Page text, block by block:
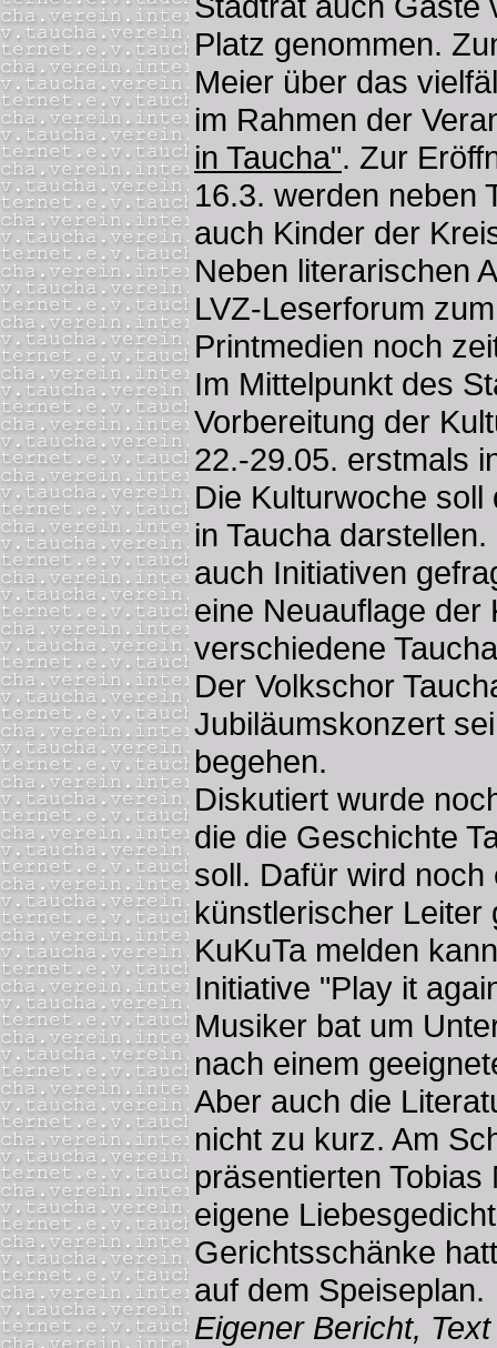
Platz genommen.
Meier über das
im Rahmen der
in Taucha". Zur
16.3. werden neben
auch Kinder der
Neben literarischen
LVZ-Leserforum
Printmedien noch
Im Mittelpunkt des
Vorbereitung der
22.-29.05. erstmals
Die Kulturwoche
in Taucha
auch Initiativen
eine Neuauflage der
verschiedene
Der Volkschor
Jubiläumskonzert
begehen.
Diskutiert wurde
die die Geschichte
soll. Dafür wird
künstlerischer Leiter
KuKuTa melden
Initiative "Play it
Musiker bat um
nach einem
Aber auch die
nicht zu kurz. Am
präsentierten
eigene
Gerichtsschänke
auf dem Speiseplan.
Eigener Bericht,